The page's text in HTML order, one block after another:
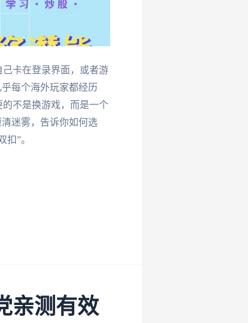
卡在登录界面，或者游
每个海外玩家都经历
不是换游戏，而是一个
迷雾，告诉你如何选
”。
亲测有效